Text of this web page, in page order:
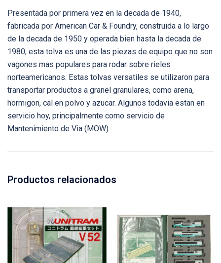
Presentada por primera vez en la decada de 1940,
fabricada por American Car & Foundry, construida a lo largo
de la decada de 1950 y operada bien hasta la decada de
1980, esta tolva es una de las piezas de equipo que no son
vagones mas populares para rodar sobre rieles
norteamericanos. Estas tolvas versatiles se utilizaron para
transportar productos a granel granulares, como arena,
hormigon, cal en polvo y azucar. Algunos todavia estan en
servicio hoy, principalmente como servicio de
Mantenimiento de Via (MOW).
Productos relacionados